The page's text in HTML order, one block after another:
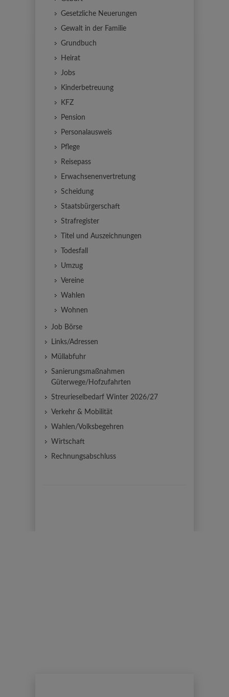
Gesetzliche Neuerungen
Gewalt in der Familie
Grundbuch
Heirat
Jobs
Kinderbetreuung
KFZ
Pension
Personalausweis
Pflege
Reisepass
Erwachsenenvertretung
Scheidung
Staatsbürgerschaft
Strafregister
Titel und Auszeichnungen
Todesfall
Umzug
Vereine
Wahlen
Wohnen
Job Börse
Links/Adressen
Müllabfuhr
Sanierungsmaßnahmen
Güterwege/Hofzufahrten
Streurieselbedarf Winter 2026/27
Verkehr & Mobilität
Wahlen/Volksbegehren
Wirtschaft
Rechnungsabschluss